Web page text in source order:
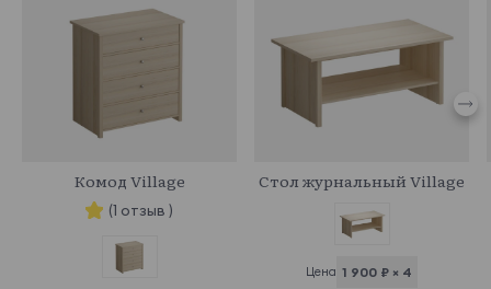
Комод Village
(1 отзыв )
Стол журнальный Village
Цена 1 900 ₽ × 4